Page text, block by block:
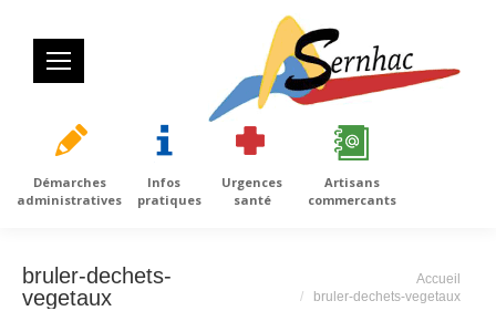
Démarches
administratives
Infos
pratiques
Urgences
santé
Artisans
commercants
bruler-dechets-
vegetaux
Accueil
bruler-dechets-vegetaux